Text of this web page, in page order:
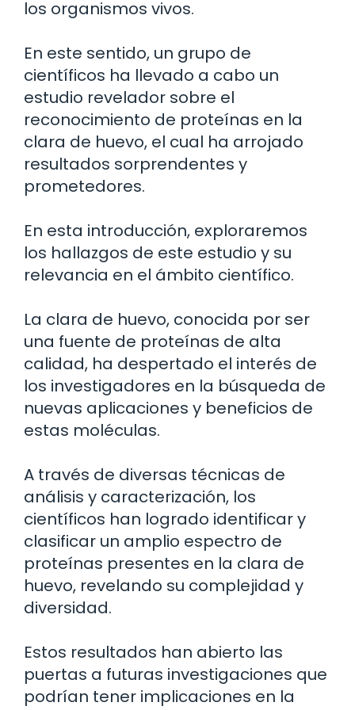
los organismos vivos.
En este sentido, un grupo de
científicos ha llevado a cabo un
estudio revelador sobre el
reconocimiento de proteínas en la
clara de huevo, el cual ha arrojado
resultados sorprendentes y
prometedores.
En esta introducción, exploraremos
los hallazgos de este estudio y su
relevancia en el ámbito científico.
La clara de huevo, conocida por ser
una fuente de proteínas de alta
calidad, ha despertado el interés de
los investigadores en la búsqueda de
nuevas aplicaciones y beneficios de
estas moléculas.
A través de diversas técnicas de
análisis y caracterización, los
científicos han logrado identificar y
clasificar un amplio espectro de
proteínas presentes en la clara de
huevo, revelando su complejidad y
diversidad.
Estos resultados han abierto las
puertas a futuras investigaciones que
podrían tener implicaciones en la